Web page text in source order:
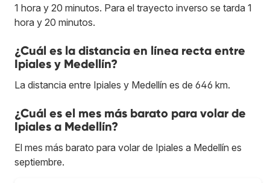
1 hora y 20 minutos. Para el trayecto inverso se tarda 1
hora y 20 minutos.
¿Cuál es la distancia en línea recta entre
Ipiales y Medellín?
La distancia entre Ipiales y Medellín es de 646 km.
¿Cuál es el mes más barato para volar de
Ipiales a Medellín?
El mes más barato para volar de Ipiales a Medellín es
septiembre.